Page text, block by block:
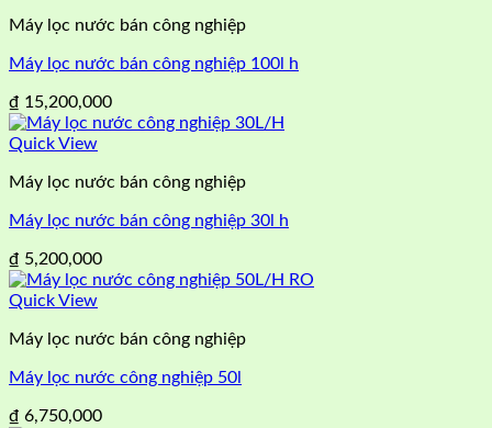
Máy lọc nước bán công nghiệp
Máy lọc nước bán công nghiệp 100l h
₫ 15,200,000
Quick View
Máy lọc nước bán công nghiệp
Máy lọc nước bán công nghiệp 30l h
₫ 5,200,000
Quick View
Máy lọc nước bán công nghiệp
Máy lọc nước công nghiệp 50l
₫ 6,750,000